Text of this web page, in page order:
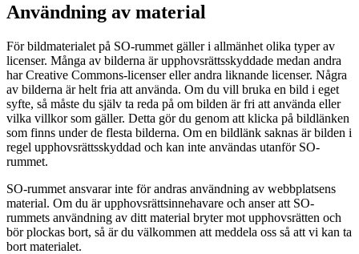
Användning av material
För bildmaterialet på SO-rummet gäller i allmänhet olika typer av
licenser. Många av bilderna är upphovsrättsskyddade medan andra
har Creative Commons-licenser eller andra liknande licenser. Några
av bilderna är helt fria att använda. Om du vill bruka en bild i eget
syfte, så måste du själv ta reda på om bilden är fri att använda eller
vilka villkor som gäller. Detta gör du genom att klicka på bildlänken
som finns under de flesta bilderna. Om en bildlänk saknas är bilden i
regel upphovsrättsskyddad och kan inte användas utanför SO-
rummet.
SO-rummet ansvarar inte för andras användning av webbplatsens
material. Om du är upphovsrättsinnehavare och anser att SO-
rummets användning av ditt material bryter mot upphovsrätten och
bör plockas bort, så är du välkommen att meddela oss så att vi kan ta
bort materialet.